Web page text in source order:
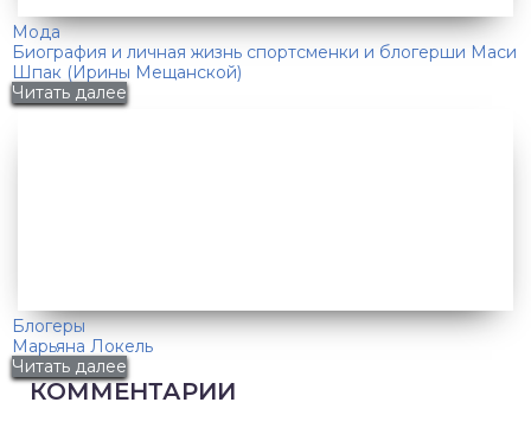
Мода
Биография и личная жизнь спортсменки и блогерши Маси
Шпак (Ирины Мещанской)
Читать далее
Блогеры
Марьяна Локель
Читать далее
КОММЕНТАРИИ